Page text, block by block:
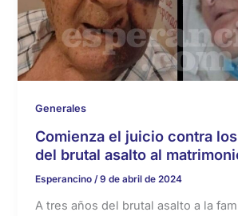
Generales
Comienza el juicio contra
del brutal asalto al
Esperancino /9 de abril de 2024
A tres años del brutal asalto a la